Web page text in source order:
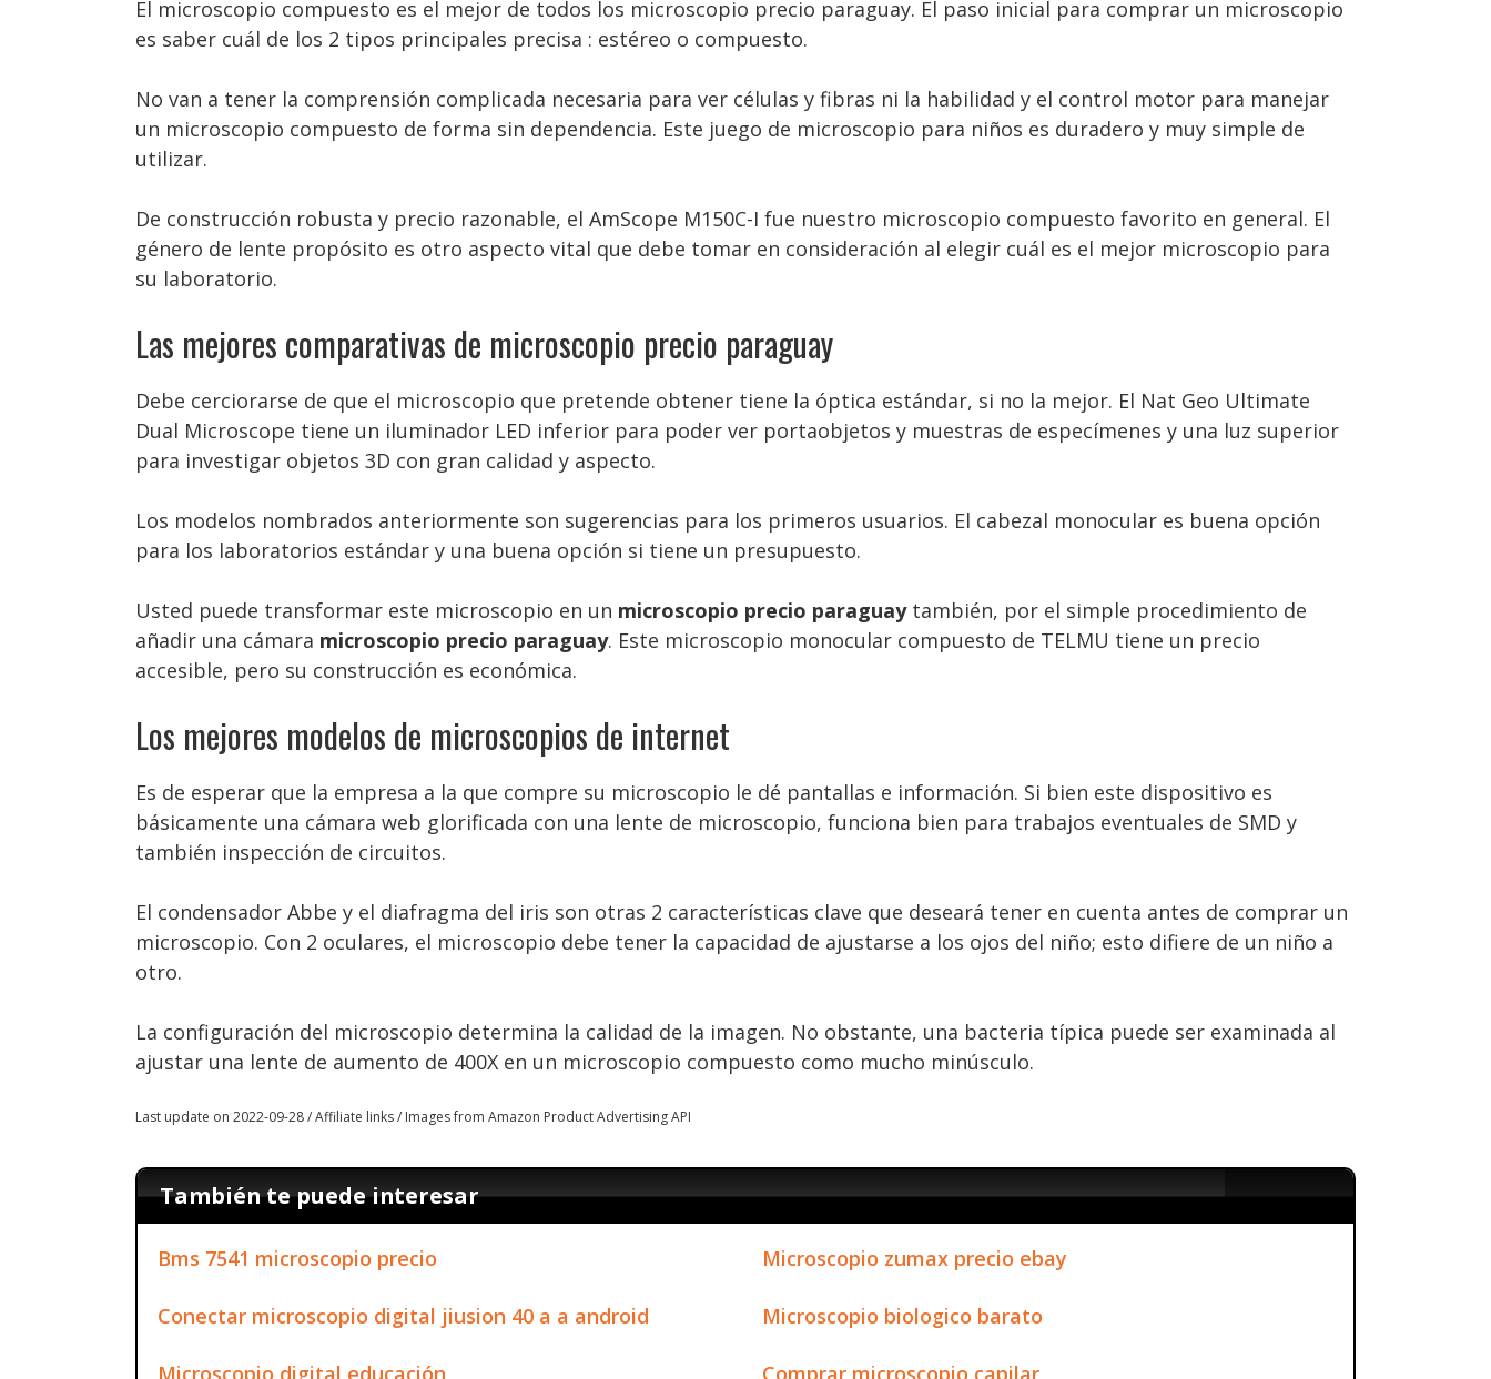
El microscopio compuesto es el mejor de todos los microscopio precio paraguay. El paso inicial para comprar un microscopio
es saber cuál de los 2 tipos principales precisa : estéreo o compuesto.
No van a tener la comprensión complicada necesaria para ver células y fibras ni la habilidad y el control motor para manejar
un microscopio compuesto de forma sin dependencia. Este juego de microscopio para niños es duradero y muy simple de
utilizar.
De construcción robusta y precio razonable, el AmScope M150C-I fue nuestro microscopio compuesto favorito en general. El
género de lente propósito es otro aspecto vital que debe tomar en consideración al elegir cuál es el mejor microscopio para
su laboratorio.
Las mejores comparativas de microscopio precio paraguay
Debe cerciorarse de que el microscopio que pretende obtener tiene la óptica estándar, si no la mejor. El Nat Geo Ultimate
Dual Microscope tiene un iluminador LED inferior para poder ver portaobjetos y muestras de especímenes y una luz superior
para investigar objetos 3D con gran calidad y aspecto.
Los modelos nombrados anteriormente son sugerencias para los primeros usuarios. El cabezal monocular es buena opción
para los laboratorios estándar y una buena opción si tiene un presupuesto.
Usted puede transformar este microscopio en un microscopio precio paraguaytambién, por el simple procedimiento de
añadir una cámara microscopio precio paraguay. Este microscopio monocular compuesto de TELMU tiene un precio
accesible, pero su construcción es económica.
Los mejores modelos de microscopios de internet
Es de esperar que la empresa a la que compre su microscopio le dé pantallas e información. Si bien este dispositivo es
básicamente una cámara web glorificada con una lente de microscopio, funciona bien para trabajos eventuales de SMD y
también inspección de circuitos.
El condensador Abbe y el diafragma del iris son otras 2 características clave que deseará tener en cuenta antes de comprar un
microscopio. Con 2 oculares, el microscopio debe tener la capacidad de ajustarse a los ojos del niño; esto difiere de un niño a
otro.
La configuración del microscopio determina la calidad de la imagen. No obstante, una bacteria típica puede ser examinada al
ajustar una lente de aumento de 400X en un microscopio compuesto como mucho minúsculo.
Last update on 2022-09-28 / Affiliate links / Images from Amazon Product Advertising API
También te puede interesar
Bms 7541 microscopio precio Microscopio zumax precio ebay
Conectar microscopio digital jiusion 40 a a android Microscopio biologico barato
Microscopio digital educación Comprar microscopio capilar